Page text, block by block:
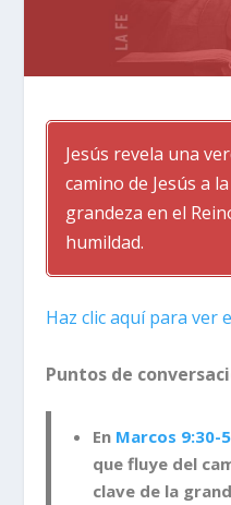
Jesús revela una
camino de Jesús a
grandeza en el
humildad.
Haz clic aquí para ver
Puntos de
En Marcos 9:30-
que fluye del
clave de la